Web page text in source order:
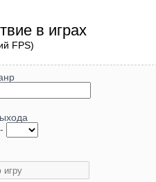
в играх
FPS)
-